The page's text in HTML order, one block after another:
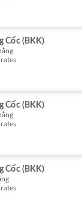
Cốc (BKK)
Cốc (BKK)
Cốc (BKK)